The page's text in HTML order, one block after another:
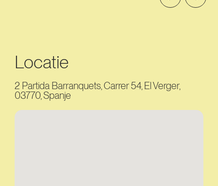
Locatie
2 Partida Barranquets, Carrer 54, El Verger,
03770, Spanje